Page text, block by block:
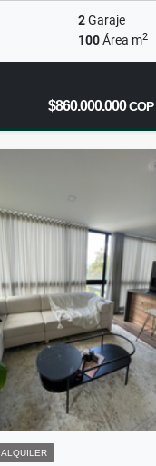
2Garaje
100Área m2
$860.000.000COP
ALQUILER